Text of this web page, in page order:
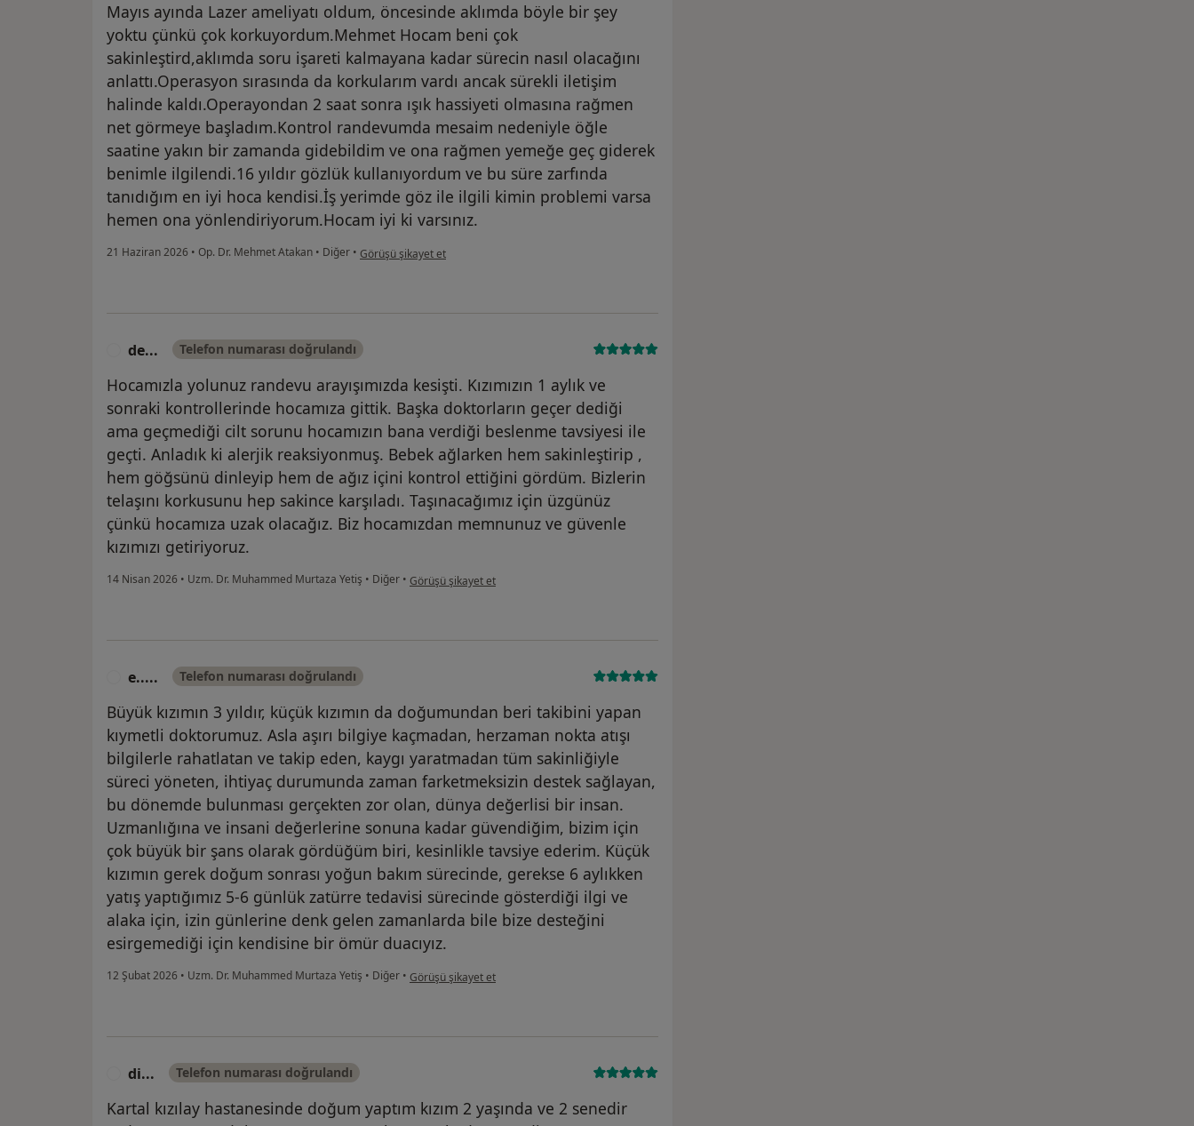
Mayıs ayında Lazer ameliyatı oldum, öncesinde aklımda böyle bir şey
yoktu çünkü çok korkuyordum.Mehmet Hocam beni çok
sakinleştird,aklımda soru işareti kalmayana kadar sürecin nasıl olacağını
anlattı.Operasyon sırasında da korkularım vardı ancak sürekli iletişim
halinde kaldı.Operayondan 2 saat sonra ışık hassiyeti olmasına rağmen
net görmeye başladım.Kontrol randevumda mesaim nedeniyle öğle
saatine yakın bir zamanda gidebildim ve ona rağmen yemeğe geç giderek
benimle ilgilendi.16 yıldır gözlük kullanıyordum ve bu süre zarfında
tanıdığım en iyi hoca kendisi.İş yerimde göz ile ilgili kimin problemi varsa
hemen ona yönlendiriyorum.Hocam iyi ki varsınız.
21 Haziran 2026 • Op. Dr. Mehmet Atakan • Diğer • kullanıcının görüşüne göre ce....
Görüşü şikayet et
de... Telefon numarası doğrulandı
Hocamızla yolunuz randevu arayışımızda kesişti. Kızımızın 1 aylık ve
sonraki kontrollerinde hocamıza gittik. Başka doktorların geçer dediği
ama geçmediği cilt sorunu hocamızın bana verdiği beslenme tavsiyesi ile
geçti. Anladık ki alerjik reaksiyonmuş. Bebek ağlarken hem sakinleştirip ,
hem göğsünü dinleyip hem de ağız içini kontrol ettiğini gördüm. Bizlerin
telaşını korkusunu hep sakince karşıladı. Taşınacağımız için üzgünüz
çünkü hocamıza uzak olacağız. Biz hocamızdan memnunuz ve güvenle
kızımızı getiriyoruz.
14 Nisan 2026 • Uzm. Dr. Muhammed Murtaza Yetiş • Diğer • kullanıcının görüşüne göre de...
Görüşü şikayet et
e..... Telefon numarası doğrulandı
Büyük kızımın 3 yıldır, küçük kızımın da doğumundan beri takibini yapan
kıymetli doktorumuz. Asla aşırı bilgiye kaçmadan, herzaman nokta atışı
bilgilerle rahatlatan ve takip eden, kaygı yaratmadan tüm sakinliğiyle
süreci yöneten, ihtiyaç durumunda zaman farketmeksizin destek sağlayan,
bu dönemde bulunması gerçekten zor olan, dünya değerlisi bir insan.
Uzmanlığına ve insani değerlerine sonuna kadar güvendiğim, bizim için
çok büyük bir şans olarak gördüğüm biri, kesinlikle tavsiye ederim. Küçük
kızımın gerek doğum sonrası yoğun bakım sürecinde, gerekse 6 aylıkken
yatış yaptığımız 5-6 günlük zatürre tedavisi sürecinde gösterdiği ilgi ve
alaka için, izin günlerine denk gelen zamanlarda bile bize desteğini
esirgemediği için kendisine bir ömür duacıyız.
12 Şubat 2026 • Uzm. Dr. Muhammed Murtaza Yetiş • Diğer • kullanıcının görüşüne göre e.....
Görüşü şikayet et
di... Telefon numarası doğrulandı
Kartal kızılay hastanesinde doğum yaptım kızım 2 yaşında ve 2 senedir